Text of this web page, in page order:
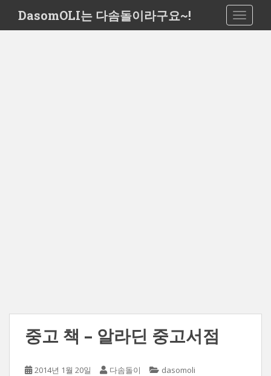
i
DasomOLI는 다솜돌이라구요~!
중고 책 – 알라딘 중고서점
2014년 1월 20일 다솜돌이 dasomoli